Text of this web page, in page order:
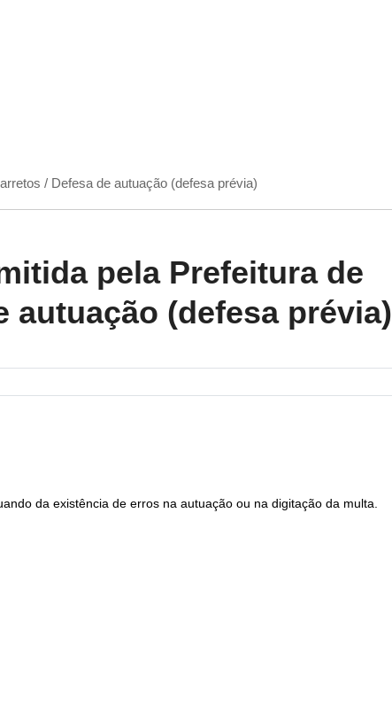
/ Defesa de autuação (defesa prévia)
pela Prefeitura de
autuação (defesa prévia)
da existência de erros na autuação ou na digitação da multa.